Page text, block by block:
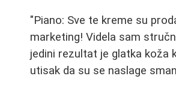
"Piano: Sve te kreme su
marketing! Videla sam
jedini rezultat je glatka koža
utisak da su se naslage